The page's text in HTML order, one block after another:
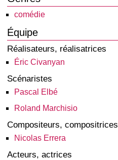
comédie
Équipe
Réalisateurs, réalisatrices
Éric Civanyan
Scénaristes
Pascal Elbé
Roland Marchisio
Compositeurs, compositrices
Nicolas Errera
Acteurs, actrices